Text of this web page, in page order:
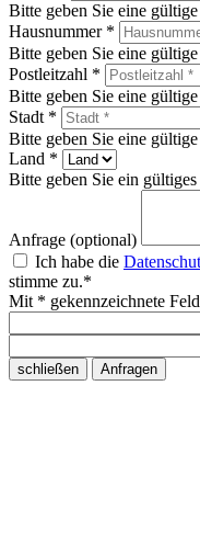
Bitte geben Sie eine
Hausnummer *
Bitte geben Sie eine
Postleitzahl *
Bitte geben Sie eine
Stadt *
Bitte geben Sie eine
Land *
Bitte geben Sie ein
Anfrage (optional)
Ich habe die
stimme zu.*
Mit * gekennzeichnete
schließen Anfragen